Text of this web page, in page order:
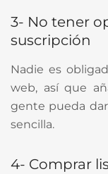
3- No tener
suscripción
Nadie es
web, así que
gente pueda
sencilla.
4- Comprar